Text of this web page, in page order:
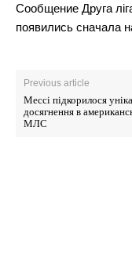
Сообщение Друга
появились сначала
Previous article
Мессі підкорилося
досягнення в
МЛС